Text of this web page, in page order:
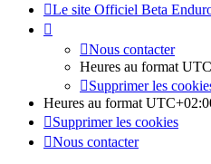
Le site Officiel Beta
Nous contacter
Heures au format
Supprimer les
Heures au format
Supprimer les cookies
Nous contacter